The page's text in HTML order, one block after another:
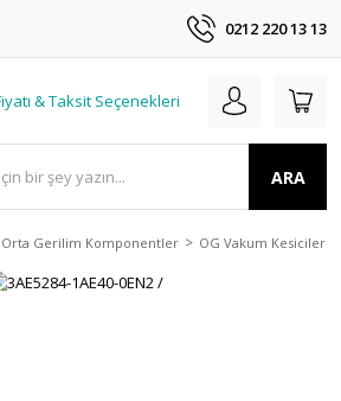
0212 220 13 13
ARA
Orta Gerilim Komponentler OG Vakum Kesiciler